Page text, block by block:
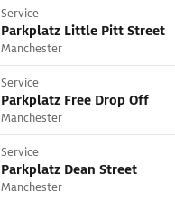
Service
Parkplatz Little Pitt Street
Manchester
Service
Parkplatz Free Drop Off
Manchester
Service
Parkplatz Dean Street
Manchester